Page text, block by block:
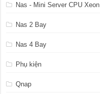
Nas - Mini Server CPU Xeon
Nas 2 Bay
Nas 4 Bay
Phụ kiện
Qnap